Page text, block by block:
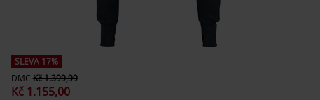
SLEVA 17%
DMC Kč 1.399,99
Kč 1.155,00